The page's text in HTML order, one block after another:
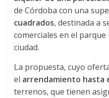
r
a
n
de Córdoba con una
cuadrados, destinada a
comerciales en el
ciudad.
La propuesta, cuyo
el arrendamiento hasta
terrenos, que tienen